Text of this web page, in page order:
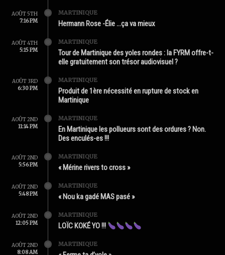
AOÛT 5TH
7:16 PM
MARTINIQUE
Hermann Rose -Élie …ça va mieux
AOÛT 4TH
5:15 PM
MARTINIQUE
Tour de Martinique des yoles rondes : la FYRM offre-t-
elle gratuitement son trésor audiovisuel ?
AOÛT 3RD
6:30 PM
MARTINIQUE
Produit de 1ère nécessité en rupture de stock en
Martinique
AOÛT 2ND
11:14 PM
MARTINIQUE
En Martinique les pollueurs sont des ordures ? Non.
Des enculés-es !!!
AOÛT 2ND
5:56 PM
MARTINIQUE
« Mérine rivers to cross »
AOÛT 2ND
5:48 PM
MARTINIQUE
« Nou ka gadé MAS pasé »
AOÛT 2ND
12:05 PM
MARTINIQUE
LOÏC KOKÉ YO !!!
AOÛT 2ND
8:08 AM
MARTINIQUE